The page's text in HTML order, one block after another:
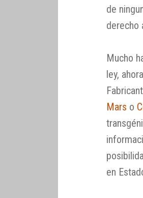
de
derecho
Mucho
ley,
Mars o
en